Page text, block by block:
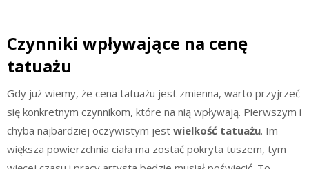
Czynniki wpływające na cenę
tatuażu
Gdy już wiemy, że cena tatuażu jest zmienna, warto przyjrzeć
się konkretnym czynnikom, które na nią wpływają. Pierwszym i
chyba najbardziej oczywistym jest wielkość tatuażu. Im
większa powierzchnia ciała ma zostać pokryta tuszem, tym